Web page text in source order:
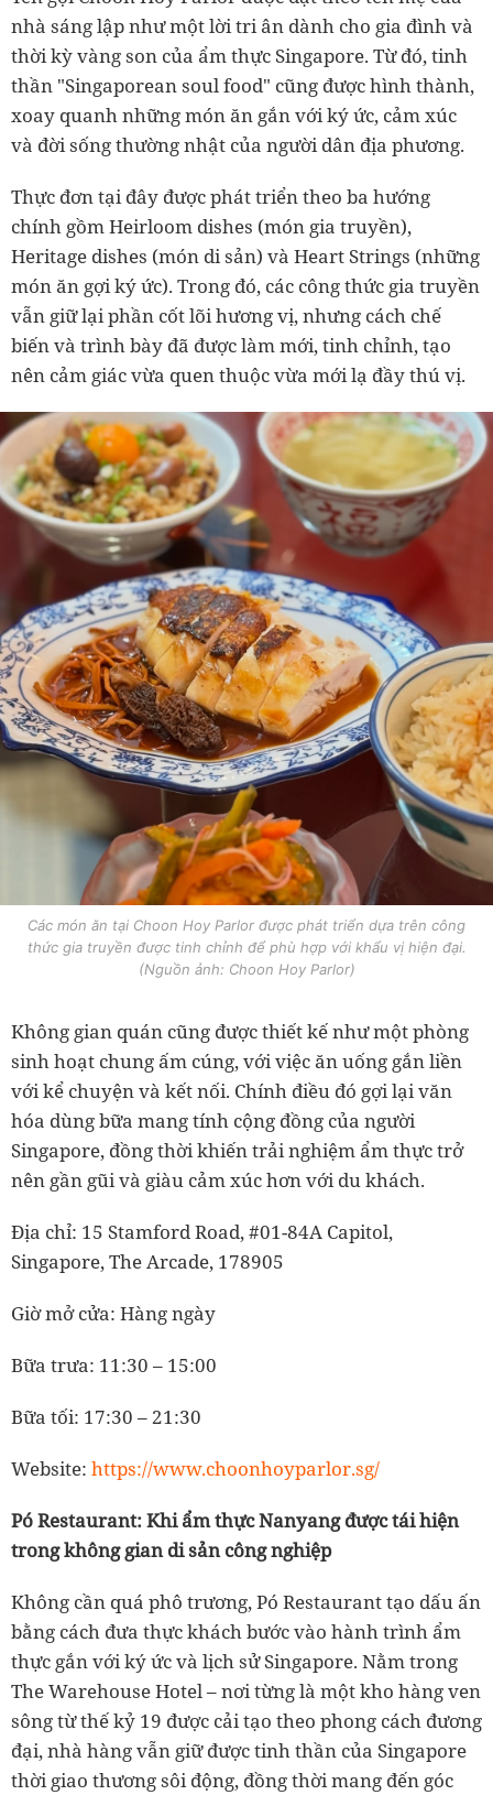
nhà sáng lập như một lời tri ân dành cho gia đình và
thời kỳ vàng son của ẩm thực Singapore. Từ đó, tinh
thần "Singaporean soul food" cũng được hình thành,
xoay quanh những món ăn gắn với ký ức, cảm xúc
và đời sống thường nhật của người dân địa phương.
Thực đơn tại đây được phát triển theo ba hướng
chính gồm Heirloom dishes (món gia truyền),
Heritage dishes (món di sản) và Heart Strings (những
món ăn gợi ký ức). Trong đó, các công thức gia truyền
vẫn giữ lại phần cốt lõi hương vị, nhưng cách chế
biến và trình bày đã được làm mới, tinh chỉnh, tạo
nên cảm giác vừa quen thuộc vừa mới lạ đầy thú vị.
Các món ăn tại Choon Hoy Parlor được phát triển dựa trên công
thức gia truyền được tinh chỉnh để phù hợp với khẩu vị hiện đại.
(Nguồn ảnh: Choon Hoy Parlor)
Không gian quán cũng được thiết kế như một phòng
sinh hoạt chung ấm cúng, với việc ăn uống gắn liền
với kể chuyện và kết nối. Chính điều đó gợi lại văn
hóa dùng bữa mang tính cộng đồng của người
Singapore, đồng thời khiến trải nghiệm ẩm thực trở
nên gần gũi và giàu cảm xúc hơn với du khách.
Địa chỉ: 15 Stamford Road, #01-84A Capitol,
Singapore, The Arcade, 178905
Giờ mở cửa: Hàng ngày
Bữa trưa: 11:30 – 15:00
Bữa tối: 17:30 – 21:30
Website: https://www.choonhoyparlor.sg/
Pó Restaurant: Khi ẩm thực Nanyang được tái hiện
trong không gian di sản công nghiệp
Không cần quá phô trương, Pó Restaurant tạo dấu ấn
bằng cách đưa thực khách bước vào hành trình ẩm
thực gắn với ký ức và lịch sử Singapore. Nằm trong
The Warehouse Hotel – nơi từng là một kho hàng ven
sông từ thế kỷ 19 được cải tạo theo phong cách đương
đại, nhà hàng vẫn giữ được tinh thần của Singapore
thời giao thương sôi động, đồng thời mang đến góc